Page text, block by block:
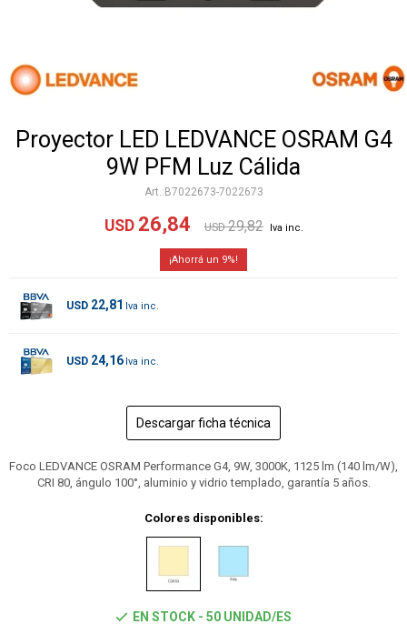
Proyector LED LEDVANCE OSRAM G4
9W PFM Luz Cálida
B7022673-7022673
USD 26,84 USD 29,82
9
USD 22,81
USD 24,16
Descargar ficha técnica
Foco LEDVANCE OSRAM Performance G4, 9W, 3000K, 1125 lm (140 lm/W),
CRI 80, ángulo 100°, aluminio y vidrio templado, garantía 5 años.
Colores disponibles:
EN STOCK - 50 UNIDAD/ES